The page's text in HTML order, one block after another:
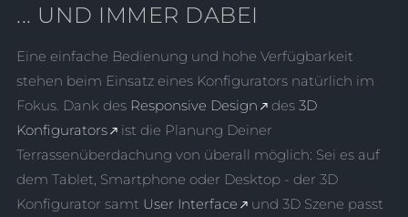
... UND IMMER DABEI
Eine einfache Bedienung und hohe Verfügbarkeit
stehen beim Einsatz eines Konfigurators natürlich im
Fokus. Dank des Responsive Design des 3D
Konfigurators
ist die Planung Deiner
Terrassenüberdachung von überall möglich: Sei es auf
dem Tablet, Smartphone oder Desktop - der 3D
Konfigurator samt User Interface
und 3D Szene passt